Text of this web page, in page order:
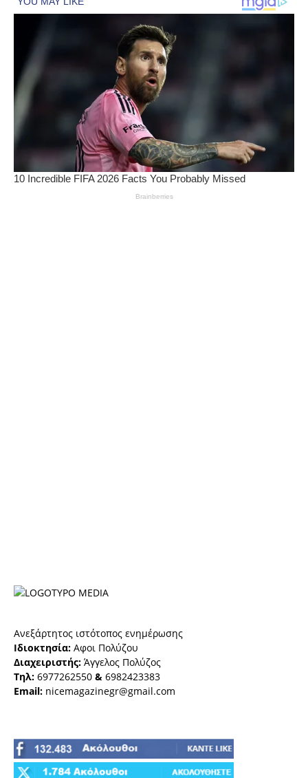
Ανεξάρτητος ιστότοπος ενημέρωσης
Ιδιοκτησία: Αφοι Πολύζου
Διαχειριστής: Άγγελος Πολύζος
Τηλ: 6977262550 & 6982423383
Email: nicemagazinegr@gmail.com